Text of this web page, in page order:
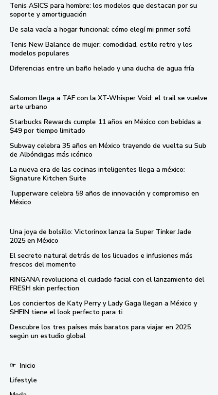
Tenis ASICS para hombre: los modelos que destacan por su
soporte y amortiguación
De sala vacía a hogar funcional: cómo elegí mi primer sofá
Tenis New Balance de mujer: comodidad, estilo retro y los
modelos populares
Diferencias entre un baño helado y una ducha de agua fría
Salomon llega a TAF con la XT-Whisper Void: el trail se vuelve
arte urbano
Starbucks Rewards cumple 11 años en México con bebidas a
$49 por tiempo limitado
Subway celebra 35 años en México trayendo de vuelta su Sub
de Albóndigas más icónico
La nueva era de las cocinas inteligentes llega a méxico:
Signature Kitchen Suite
Tupperware celebra 59 años de innovación y compromiso en
México
Una joya de bolsillo: Victorinox lanza la Super Tinker Jade
2025 en México
El secreto natural detrás de los licuados e infusiones más
frescos del momento
RINGANA revoluciona el cuidado facial con el lanzamiento del
FRESH skin perfection
Los conciertos de Katy Perry y Lady Gaga llegan a México y
SHEIN tiene el look perfecto para ti
Descubre los tres países más baratos para viajar en 2025
según un estudio global
☞ Inicio
Lifestyle